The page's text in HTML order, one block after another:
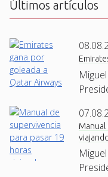
Últimos artículos
Manual